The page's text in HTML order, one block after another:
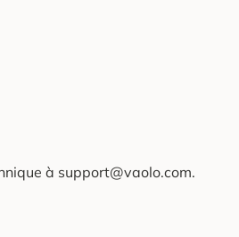
à support@vaolo.com.